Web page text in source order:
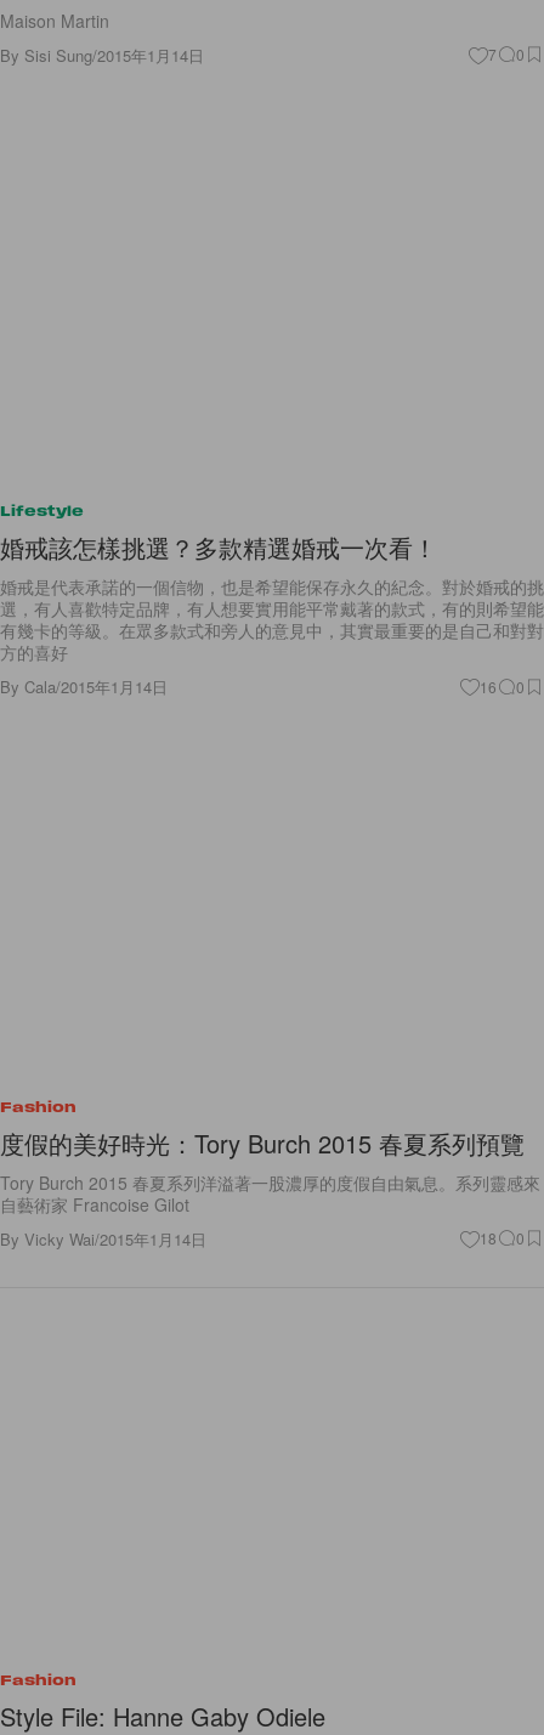
Maison Martin
By Sisi Sung/2015年1月14日 7 0
婚戒該怎樣挑選？多款精選婚戒一次看！
婚戒是代表承諾的一個信物，也是希望能保存永久的紀念。對於婚戒的挑
有幾卡的等級。在眾多款式和旁人的意見中，其實最重要的是自己和對對
方的喜好
ByCala/2015年1月14日
度假的美好時光：Tory Burch 2015 春夏系列預覽
Tory Burch 2015 春夏系列洋溢著一股濃厚的度假自由氣息。系列靈感來
ByVicky Wai/2015年1月14日
Style File: Hanne Gaby Odiele
時裝周燈光閃爍的 T